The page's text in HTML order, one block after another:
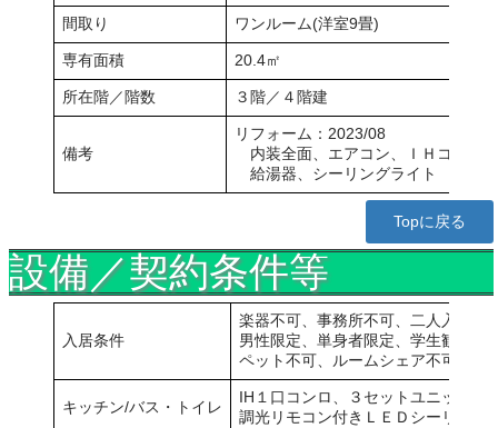
間取り ワンルーム(洋室9畳)
専有面積 20.4㎡
所在階／階数 ３階／４階建
備考
リフォーム：2023/08
内装全面、エアコン、ＩＨコンロ、
給湯器、シーリングライト
Topに戻る
設備／契約条件等
入居条件
楽器不可、事務所不可、二人入居不
男性限定、単身者限定、学生歓迎、
ペット不可、ルームシェア不可
キッチン/バス・トイレ
IH１口コンロ、３セットユニットバ
調光リモコン付きＬＥＤシーリング